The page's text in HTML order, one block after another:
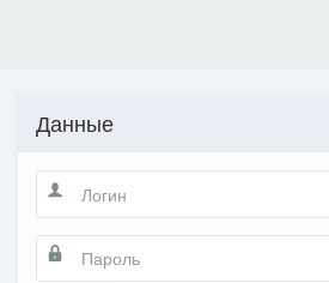
Данные